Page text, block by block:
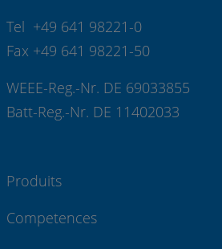
Tel +49 641 98221-0
Fax +49 641 98221-50
WEEE-Reg.-Nr. DE 69033855
Batt-Reg.-Nr. DE 11402033
Produits
Competences